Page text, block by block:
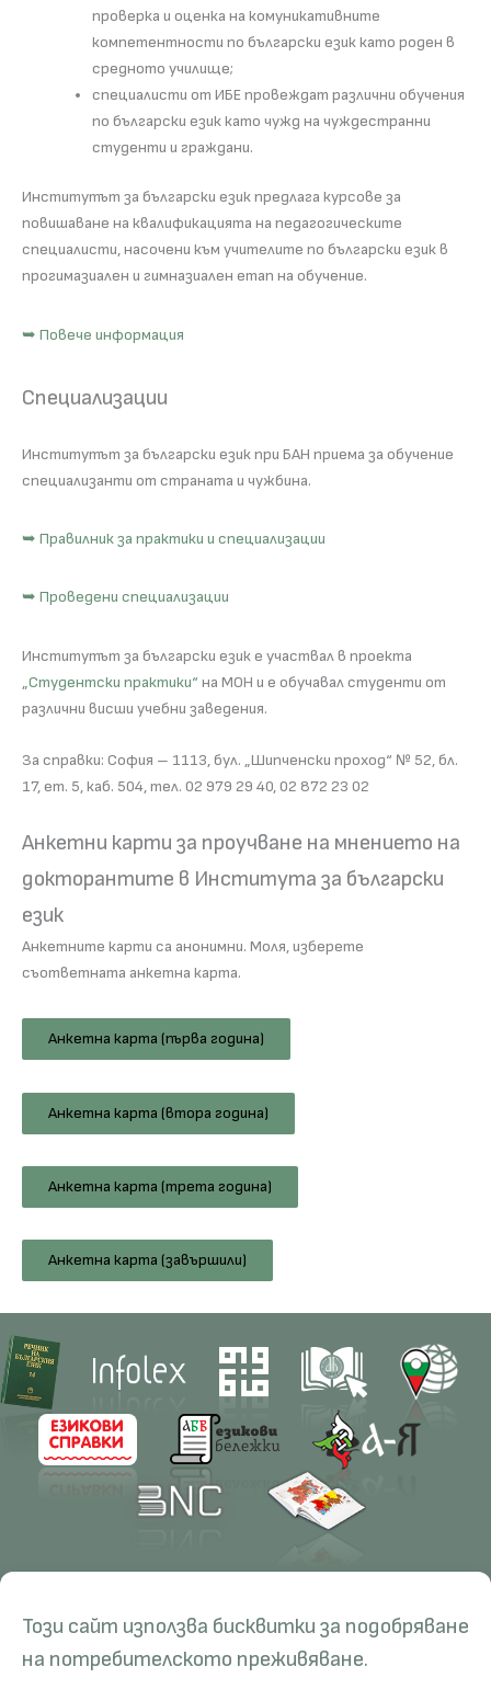
Този сайт използва бисквитки за подобряване
на потребителското преживяване.
проверка и оценка на комуникативните
компетентности по български език като роден в
средното училище;
специалисти от ИБЕ провеждат различни обучения
по български език като чужд на чуждестранни
студенти и граждани.
Институтът за български език предлага курсове за
повишаване на квалификацията на педагогическите
специалисти, насочени към учителите по български език в
прогимазиален и гимназиален етап на обучение.
➥ Повече информация
Специализации
Институтът за български език при БАН приема за обучение
специализанти от страната и чужбина.
➥ Правилник за практики и специализации
➥ Проведени специализации
Институтът за български език е участвал в проекта
„Студентски практики“ на МОН и е обучавал студенти от
различни висши учебни заведения.
За справки: София – 1113, бул. „Шипченски проход“ № 52, бл.
17, ет. 5, каб. 504, тел. 02 979 29 40, 02 872 23 02
Анкетни карти за проучване на мнението на
докторантите в Института за български
език
Анкетните карти са анонимни. Моля, изберете
съответната анкетна карта.
Анкетна карта (първа година)
Анкетна карта (втора година)
Анкетна карта (трета година)
Анкетна карта (завършили)
Management Projects
Education Resources